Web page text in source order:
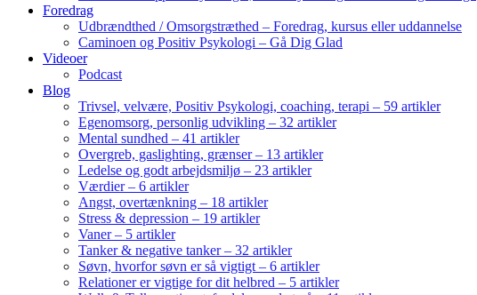
Foredrag
Udbrændthed / Omsorgstræthed – Foredrag, kursus eller uddannelse
Caminoen og Positiv Psykologi – Gå Dig Glad
Videoer
Podcast
Blog
Trivsel, velvære, Positiv Psykologi, coaching, terapi – 59 artikler
Egenomsorg, personlig udvikling – 32 artikler
Mental sundhed – 41 artikler
Overgreb, gaslighting, grænser – 13 artikler
Ledelse og godt arbejdsmiljø – 23 artikler
Værdier – 6 artikler
Angst, overtænkning – 18 artikler
Stress & depression – 19 artikler
Vaner – 5 artikler
Tanker & negative tanker – 32 artikler
Søvn, hvorfor søvn er så vigtigt – 6 artikler
Relationer er vigtige for dit helbred – 5 artikler